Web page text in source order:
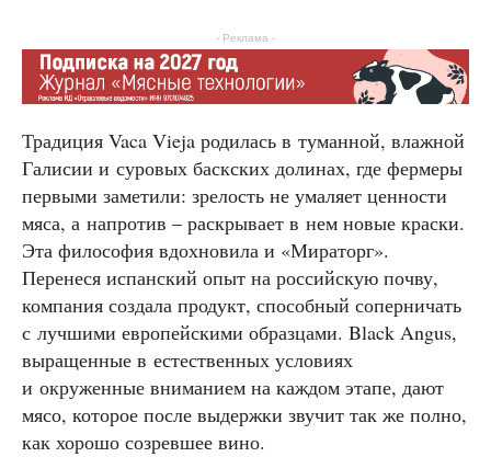
- Реклама -
Традиция Vaca Vieja родилась в туманной, влажной
Галисии и суровых баскских долинах, где фермеры
первыми заметили: зрелость не умаляет ценности
мяса, а напротив – раскрывает в нем новые краски.
Эта философия вдохновила и «Мираторг».
Перенеся испанский опыт на российскую почву,
компания создала продукт, способный соперничать
с лучшими европейскими образцами. Black Angus,
выращенные в естественных условиях
и окруженные вниманием на каждом этапе, дают
мясо, которое после выдержки звучит так же полно,
как хорошо созревшее вино.